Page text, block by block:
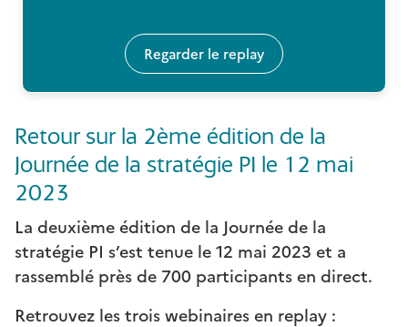
Regarder le replay
Retour sur la 2ème édition de la
Journée de la stratégie PI le 12 mai
2023
La deuxième édition de la Journée de la
stratégie PI s’est tenue le 12 mai 2023 et a
rassemblé près de 700 participants en direct.
Retrouvez les trois webinaires en replay :